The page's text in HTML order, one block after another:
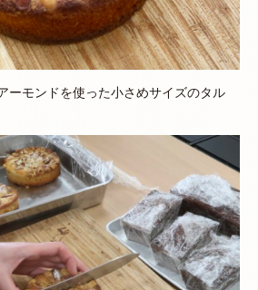
ーモンドを使った小さめサイズのタル